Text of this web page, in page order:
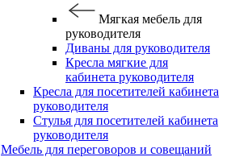
Мягкая мебель для
руководителя
Диваны для руководителя
Кресла мягкие для
кабинета руководителя
Кресла для посетителей кабинета
руководителя
Стулья для посетителей кабинета
руководителя
Мебель для переговоров и совещаний